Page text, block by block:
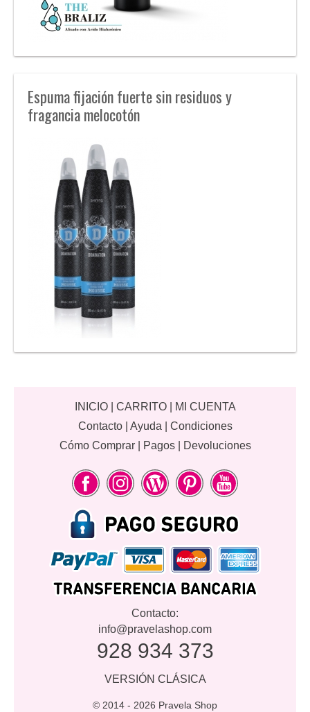
Espuma fijación fuerte sin residuos y
fragancia melocotón
INICIO| CARRITO|
MI CUENTA
Contacto| Ayuda
Condiciones
Cómo Comprar| Pagos| Devoluciones
Contacto:
info@pravelashop.com
928 934 373
VERSIÓN CLÁSICA
© 2014 - 2026 Pravela Shop